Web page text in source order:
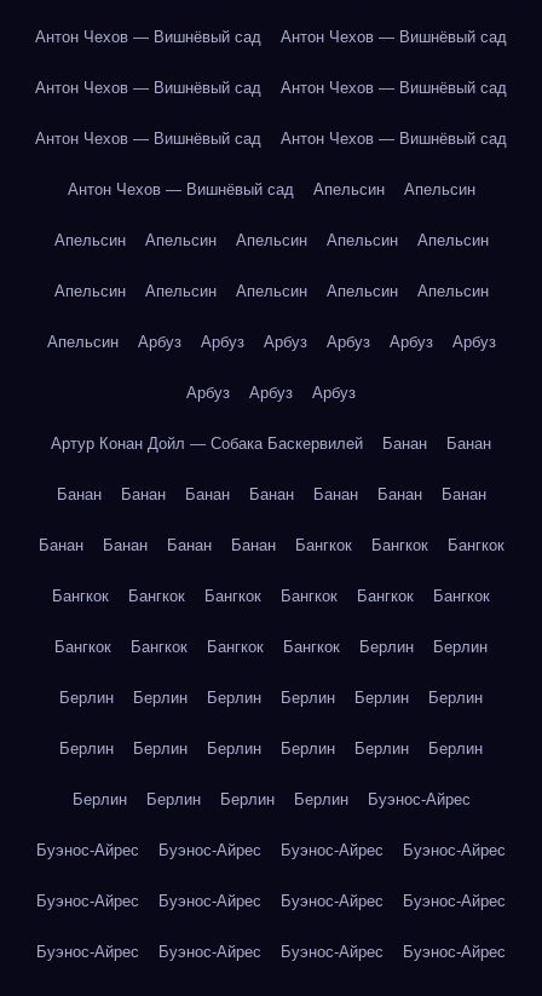
Антон Чехов — Вишнёвый сад Антон Чехов — Вишнёвый сад
Антон Чехов — Вишнёвый сад Антон Чехов — Вишнёвый сад
Антон Чехов — Вишнёвый сад Антон Чехов — Вишнёвый сад
Антон Чехов — Вишнёвый сад Апельсин Апельсин
Апельсин Апельсин Апельсин Апельсин Апельсин
Апельсин Апельсин Апельсин Апельсин Апельсин
Апельсин Арбуз Арбуз Арбуз Арбуз Арбуз Арбуз
Арбуз Арбуз Арбуз
Артур Конан Дойл — Собака Баскервилей Банан Банан
Банан Банан Банан Банан Банан Банан Банан
Банан Банан Банан Банан Бангкок Бангкок Бангкок
Бангкок Бангкок Бангкок Бангкок Бангкок Бангкок
Бангкок Бангкок Бангкок Бангкок Берлин Берлин
Берлин Берлин Берлин Берлин Берлин Берлин
Берлин Берлин Берлин Берлин Берлин Берлин
Берлин Берлин Берлин Берлин Буэнос-Айрес
Буэнос-Айрес Буэнос-Айрес Буэнос-Айрес Буэнос-Айрес
Буэнос-Айрес Буэнос-Айрес Буэнос-Айрес Буэнос-Айрес
Буэнос-Айрес Буэнос-Айрес Буэнос-Айрес Буэнос-Айрес